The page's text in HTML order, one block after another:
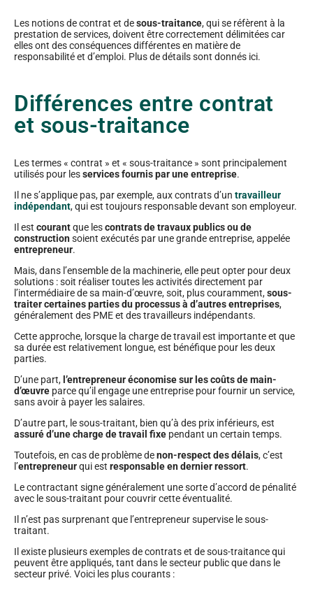
Les notions de contrat et desous-traitance, qui se réfèrent à la
prestation de services, doivent être correctement délimitées car
elles ont des conséquences différentes en matière de
responsabilité et d’emploi. Plus de détails sont donnés ici.
Différences entre contrat
et sous-traitance
Les termes « contrat » et « sous-traitance » sont principalement
utilisés pour lesservices fournis par une entreprise.
Il ne s’applique pas, par exemple, aux contrats d’un travailleur
indépendant, qui est toujours responsable devant son employeur.
Il est courantque lescontrats de travaux publicsou de
constructionsoient exécutés par une grande entreprise, appelée
entrepreneur.
Mais, dans l’ensemble de la machinerie, elle peut opter pour deux
solutions : soit réaliser toutes les activités directement par
l’intermédiaire de sa main-d’œuvre, soit, plus couramment,sous-
traiter certaines parties du processus à d’autres entreprises,
généralement des PME et des travailleurs indépendants.
Cette approche, lorsque la charge de travail est importante et que
sa durée est relativement longue, est bénéfique pour les deux
parties.
D’une part, l’entrepreneur économise sur les coûts de main-
d’œuvre parce qu’il engage une entreprise pour fournir un service,
sans avoir à payer les salaires.
D’autre part, le sous-traitant, bien qu’à des prix inférieurs, est
assuré d’une charge de travail fixe pendant un certain temps.
Toutefois, en cas de problème denon-respect des délais, c’est
l’entrepreneurqui est responsable en dernier ressort.
Le contractant signe généralement une sorte d’accord de pénalité
avec le sous-traitant pour couvrir cette éventualité.
Il n’est pas surprenant que l’entrepreneur supervise le sous-
traitant.
Il existe plusieurs exemples de contrats et de sous-traitance qui
peuvent être appliqués, tant dans le secteur public que dans le
secteur privé. Voici les plus courants :